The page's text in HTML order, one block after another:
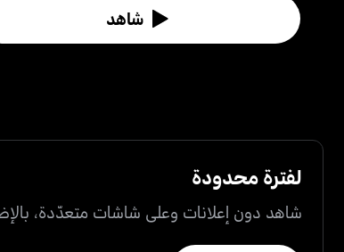
شاهد
لفترة محدودة
شاهد دون إعلانات وعلى شاشات متعدّدة،